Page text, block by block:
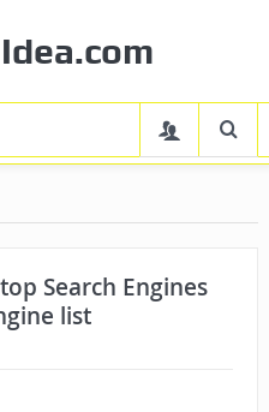
Search Engines
list